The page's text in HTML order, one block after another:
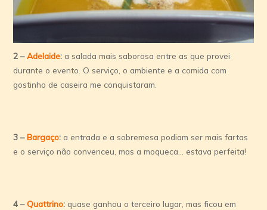
2 – Adelaide:a salada mais saborosa entre as que provei
durante o evento. O serviço, o ambiente e a comida com
gostinho de caseira me conquistaram.
3 –Bargaço: a entrada e a sobremesa podiam ser mais fartas
e o serviço não convenceu, mas a moqueca… estava perfeita!
4 –Quattrino:quase ganhou o terceiro lugar, mas ficou em